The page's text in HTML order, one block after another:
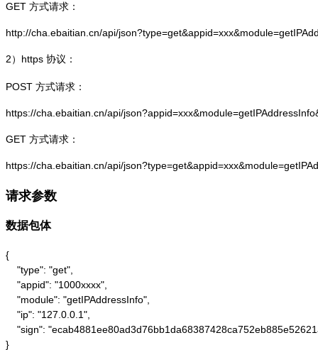
GET 方式请求：
http://cha.ebaitian.cn/api/
2） https 协议：
POST 方式请求：
https://cha.ebaitian.cn/api/
GET 方式请求：
https://cha.ebaitian.cn/api/
请求参数
数据包体
{
    "type": "get",
    "appid": "1000xxxx",
    "module": "getIPAddressInfo",
    "ip": "127.0.0.1",
"sign":
}